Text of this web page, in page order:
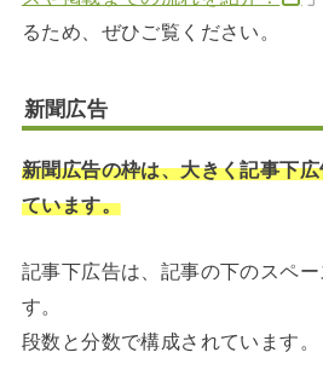
るため、ぜひご覧ください。
新聞広告
新聞広告の枠は、大きく記事下
ています。
記事下広告は、記事の下のスペ
す。
段数と分数で構成されています。